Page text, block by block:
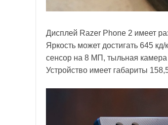
Дисплей Razer Phone 2 имеет
Яркость может достигать 645
сенсор на 8 МП, тыльная
Устройство имеет габариты